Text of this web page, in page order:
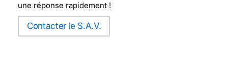
une réponse rapidement !
Contacter le S.A.V.